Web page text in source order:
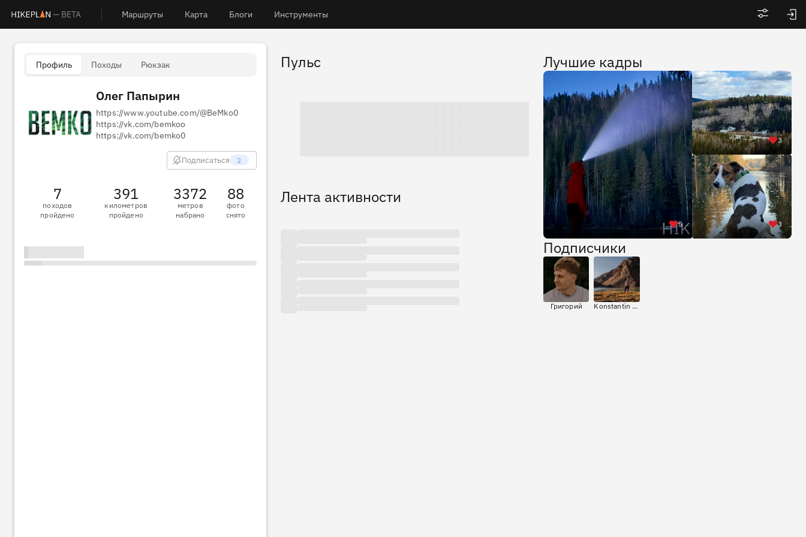
— BETA Маршруты Карта Блоги Инструменты
Профиль
Походы Рюкзак
Олег Папырин
https://www.youtube.com/@BeMko0
https://vk.com/bemkoo
https://vk.com/bemko0
Подписаться 2
7
походов
пройдено
391
километров
пройдено
3372
метров
набрано
88
фото
снято
Пульс
Лента активности
Лучшие кадры
5
3
3
Подписчики
Григорий Konstantin Polsky